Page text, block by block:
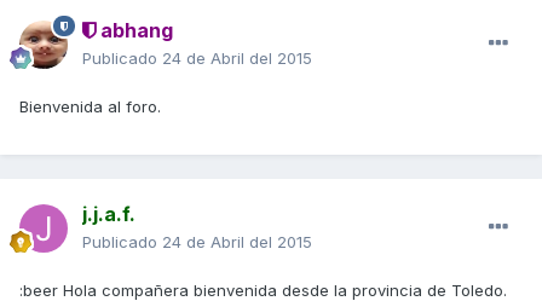
abhang
Publicado 24 de Abril del 2015
Bienvenida al foro.
j.j.a.f.
Publicado 24 de Abril del 2015
:beer Hola compañera bienvenida desde la provincia de Toledo.